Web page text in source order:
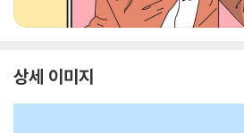
상세 이미지